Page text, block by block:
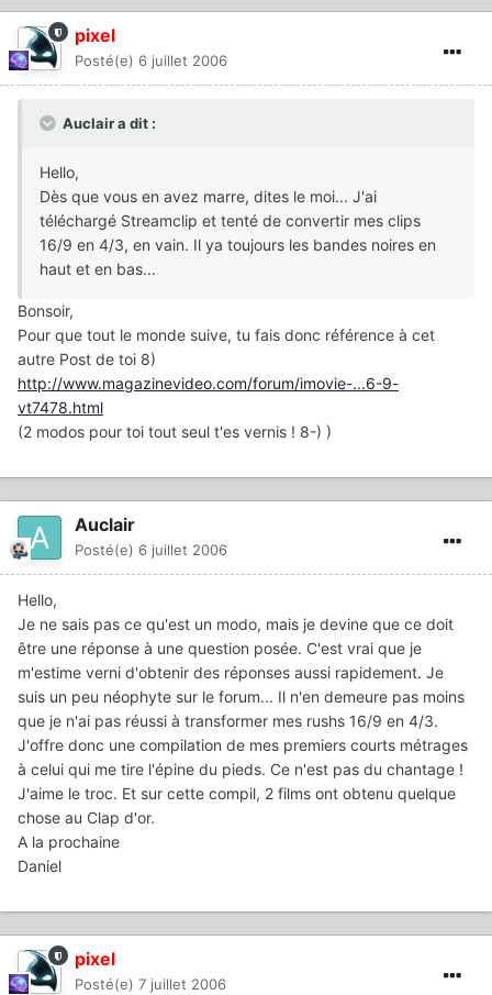
pixel
Posté(e) 6 juillet 2006
Auclair a dit :
Hello,
Dès que vous en avez marre, dites le moi... J'ai
téléchargé Streamclip et tenté de convertir mes clips
16/9 en 4/3, en vain. Il ya toujours les bandes noires en
haut et en bas...
Bonsoir,
Pour que tout le monde suive, tu fais donc référence à cet
autre Post de toi 8)
http://www.magazinevideo.com/forum/imovie-...6-9-
vt7478.html
(2 modos pour toi tout seul t'es vernis ! 8-) )
Auclair
Posté(e) 6 juillet 2006
Hello,
Je ne sais pas ce qu'est un modo, mais je devine que ce doit
être une réponse à une question posée. C'est vrai que je
m'estime verni d'obtenir des réponses aussi rapidement. Je
suis un peu néophyte sur le forum... Il n'en demeure pas moins
que je n'ai pas réussi à transformer mes rushs 16/9 en 4/3.
J'offre donc une compilation de mes premiers courts métrages
à celui qui me tire l'épine du pieds. Ce n'est pas du chantage !
J'aime le troc. Et sur cette compil, 2 films ont obtenu quelque
chose au Clap d'or.
A la prochaine
Daniel
pixel
Posté(e) 7 juillet 2006